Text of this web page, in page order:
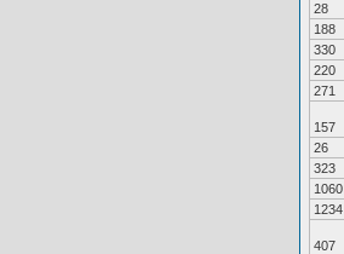
28
188
330
220
271
157
26
323
1060
1234
407